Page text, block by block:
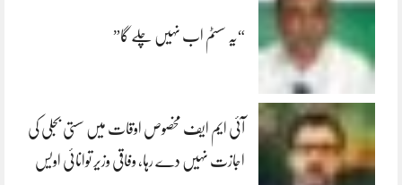
“یہ سسٹم اب نہیں چلے گا”
آئی ایم ایف مخصوص اوقات میں سستی بجلی کی
اجازت نہیں دے رہا، وفاقی وزیر توانائی اویس